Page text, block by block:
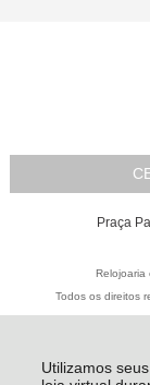
Utilizamos
Praça
Relojoaria
Todos os direitos